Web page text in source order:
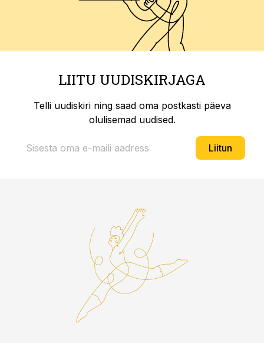
LIITU UUDISKIRJAGA
Telli uudiskiri ning saad oma postkasti päeva
olulisemad uudised.
Liitun